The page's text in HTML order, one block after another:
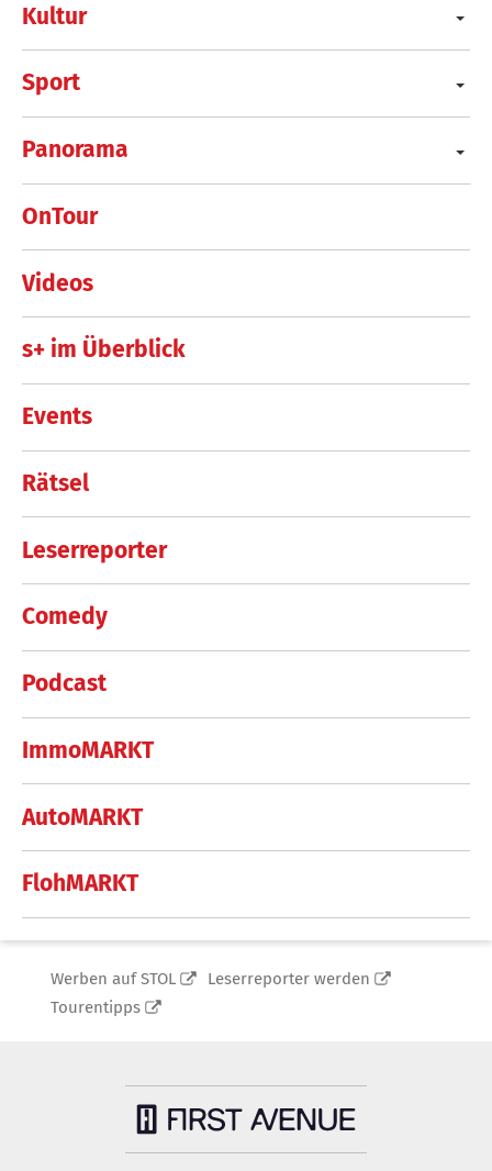
Kultur
Sport
Panorama
OnTour
Videos
s+ im Überblick
Events
Rätsel
Leserreporter
Comedy
Podcast
ImmoMARKT
AutoMARKT
FlohMARKT
Werben auf STOL
Leserreporter werden
Tourentipps